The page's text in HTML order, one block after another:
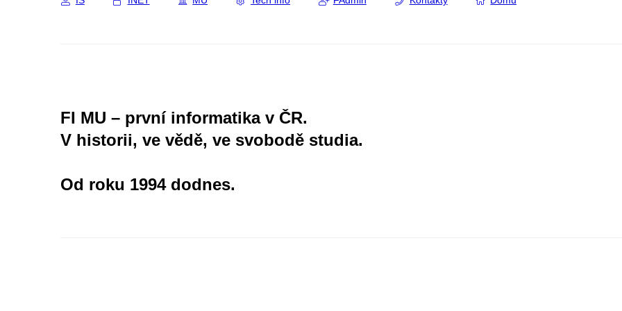
FI MU – první informatika v ČR.
V historii, ve vědě, ve svobodě studia.
Od roku 1994 dodnes.